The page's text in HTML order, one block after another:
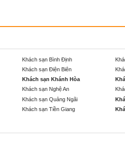
Khách sạn Bình Định
Khách sạn Điện Biên
Khách sạn Khánh Hòa
Khách sạn Nghệ An
Khách sạn Quảng Ngãi
Khách sạn Tiền Giang